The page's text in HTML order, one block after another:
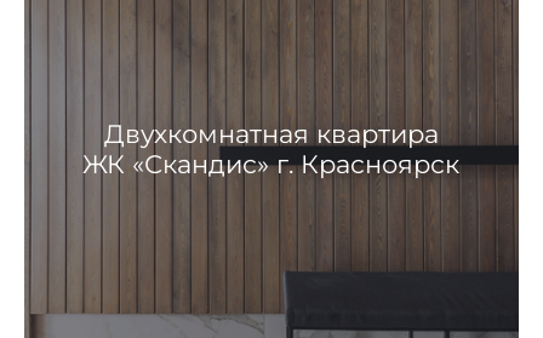
Двухкомнатная квартира
ЖК «Скандис» г. Красноярск